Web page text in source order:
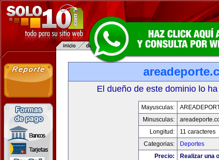
El dueño de este dominio lo
Mayusculas:
Minusculas:
Longitud:
11 caracteres
Categorias:
Deportes
Precio:
Realizar una